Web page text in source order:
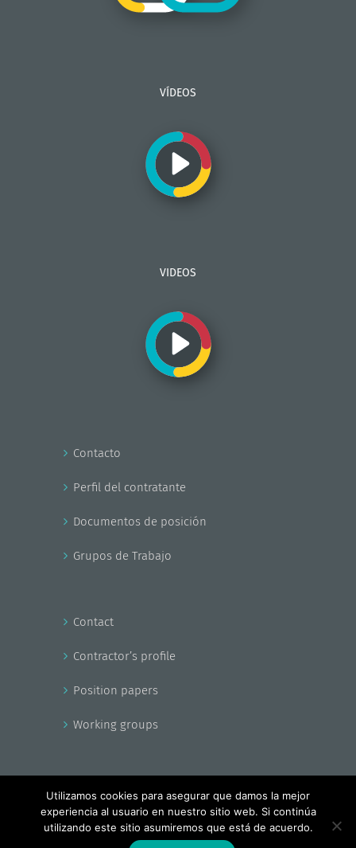
VÍDEOS
VIDEOS
Contacto
Perfil del contratante
Documentos de posición
Grupos de Trabajo
Contact
Contractor’s profile
Position papers
Working groups
Copyright - EnerAgen 2017
Utilizamos cookies para asegurar que damos la mejor
experiencia al usuario en nuestro sitio web. Si continúa
utilizando este sitio asumiremos que está de acuerdo.